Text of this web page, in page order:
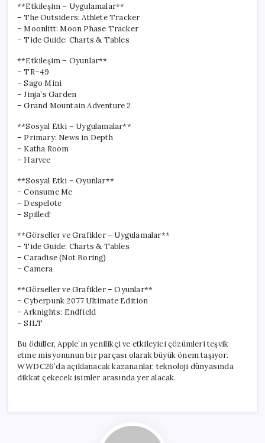
**Etkileşim – Uygulamalar**
– The Outsiders: Athlete Tracker
– Moonlitt: Moon Phase Tracker
– Tide Guide: Charts & Tables
**Etkileşim – Oyunlar**
– TR–49
– Sago Mini
– Jinja’s Garden
– Grand Mountain Adventure 2
**Sosyal Etki – Uygulamalar**
– Primary: News in Depth
– Katha Room
– Harvee
**Sosyal Etki – Oyunlar**
– Consume Me
– Despelote
– Spilled!
**Görseller ve Grafikler – Uygulamalar**
– Tide Guide: Charts & Tables
– Caradise (Not Boring)
– Camera
**Görseller ve Grafikler – Oyunlar**
– Cyberpunk 2077 Ultimate Edition
– Arknights: Endfield
– SILT
Bu ödüller, Apple’ın yenilikçi ve etkileyici çözümleri teşvik
etme misyonunun bir parçası olarak büyük önem taşıyor.
WWDC26’da açıklanacak kazananlar, teknoloji dünyasında
dikkat çekecek isimler arasında yer alacak.